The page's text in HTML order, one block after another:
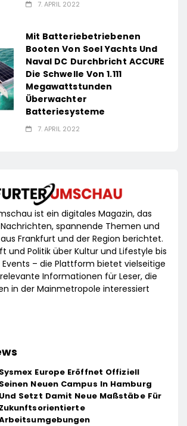
7. APRIL 2022
Mit Batteriebetriebenen
Booten Von Soel Yachts Und
Naval DC Durchbricht ACCURE
Die Schwelle Von 1.111
Megawattstunden
Überwachter
Batteriesysteme
7. APRIL 2022
ist ein digitales Magazin, das
spannende Themen und
Frankfurt und der Region berichtet.
und Politik über Kultur und Lifestyle bis
Events – die Plattform bietet vielseitige
Informationen für Leser, die
in der Mainmetropole interessiert
Sysmex Europe Eröffnet Offiziell
Seinen Neuen Campus In Hamburg
Und Setzt Damit Neue Maßstäbe Für
Zukunftsorientierte